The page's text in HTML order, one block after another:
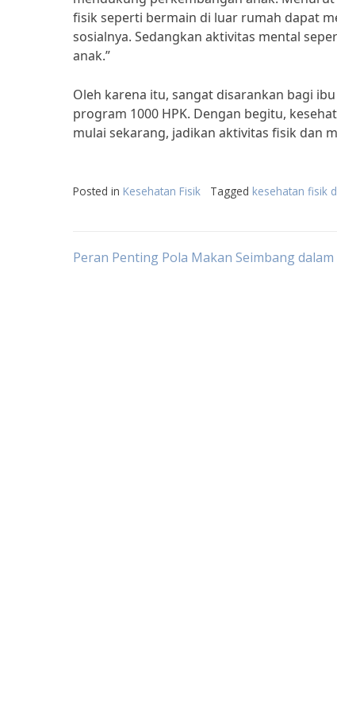
fisik seperti bermain di luar rumah dapat
sosialnya. Sedangkan aktivitas mental
anak.”
Oleh karena itu, sangat disarankan bagi
program 1000 HPK. Dengan begitu,
mulai sekarang, jadikan aktivitas fisik dan
Posted in Kesehatan Fisik Tagged kesehatan fisik
Post
Peran Penting Pola Makan Seimbang